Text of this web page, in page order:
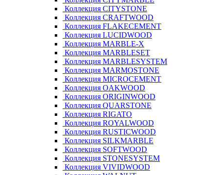
Коллекция CITYSTONE
Коллекция CRAFTWOOD
Коллекция FLAKECEMENT
Коллекция LUCIDWOOD
Коллекция MARBLE-X
Коллекция MARBLESET
Коллекция MARBLESYSTEM
Коллекция MARMOSTONE
Коллекция MICROCEMENT
Коллекция OAKWOOD
Коллекция ORIGINWOOD
Коллекция QUARSTONE
Коллекция RIGATO
Коллекция ROYALWOOD
Коллекция RUSTICWOOD
Коллекция SILKMARBLE
Коллекция SOFTWOOD
Коллекция STONESYSTEM
Коллекция VIVIDWOOD